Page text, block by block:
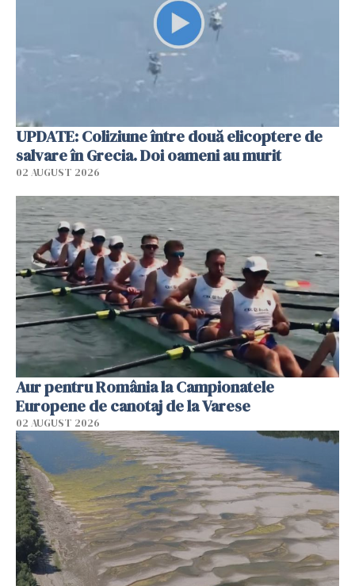
UPDATE: Coliziune între două elicoptere de
salvare în Grecia. Doi oameni au murit
02 AUGUST 2026
Aur pentru România la Campionatele
Europene de canotaj de la Varese
02 AUGUST 2026